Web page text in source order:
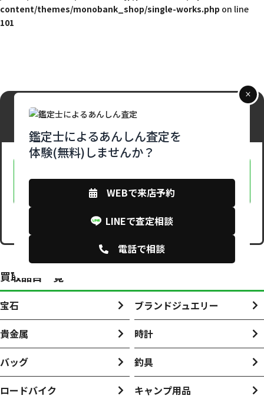
content/themes/monobank_shop/single-works.php on line
101
相談だけでもOK！
LINEで査定相談
WEBからの来店予約はこちら
買取品目一覧
宝石
ブランドジュエリー
貴金属
時計
バッグ
釣具
ロードバイク
キャンプ用品
鑑定士によるあんしん査定を
体験(無料)しませんか？
WEBで来店予約
LINEで査定相談
電話で相談